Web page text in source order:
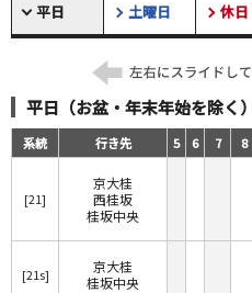
平日 土曜日 休日
平日（お盆・年末年始を除く）
系統 行き先 5 6 7 8
[21]
京大桂
西桂坂
桂坂中央
[21s]
京大桂
桂坂中央